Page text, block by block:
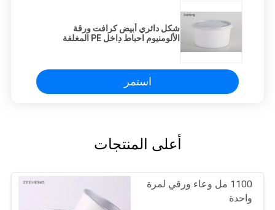
شكل دائري أبيض كرافت ورقة
الألومنيوم احباط داخل PE المغلفة
استمر
أعلى المنتجات
1100 مل وعاء ورقي لمرة
واحدة